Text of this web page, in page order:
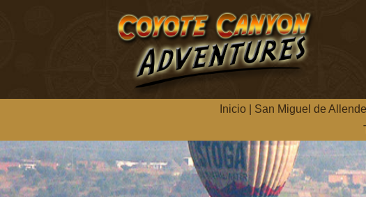
Inicio| San Miguel de Allende